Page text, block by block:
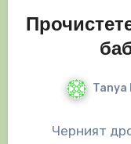
Tanya
Черният